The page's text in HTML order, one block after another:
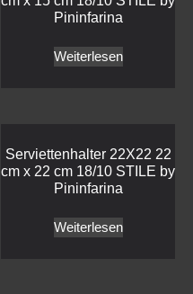
Pininfarina
Weiterlesen
Serviettenhalter 22X22 22
cm x 22 cm 18/10 STILE by
Pininfarina
Weiterlesen